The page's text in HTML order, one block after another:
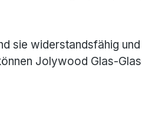
sie widerstandsfähig
Jolywood Glas-